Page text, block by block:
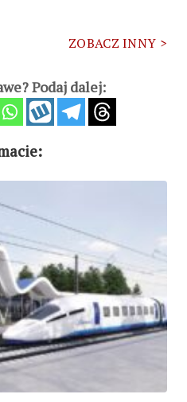
ZOBACZ INNY >
Podaj dalej: